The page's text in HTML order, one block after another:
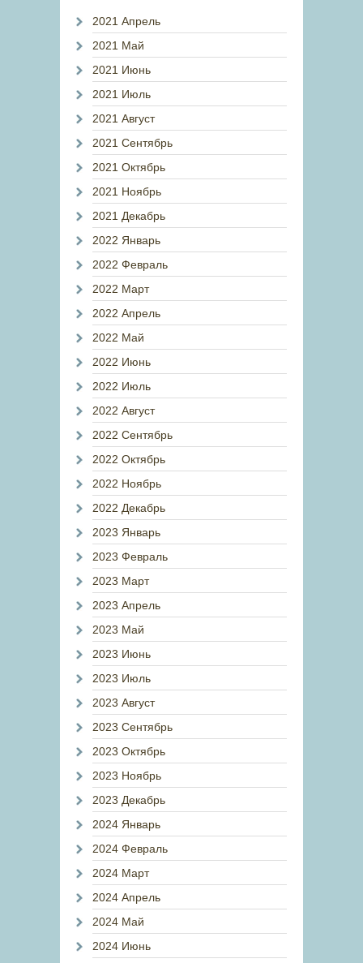
2021 Апрель
2021 Май
2021 Июнь
2021 Июль
2021 Август
2021 Сентябрь
2021 Октябрь
2021 Ноябрь
2021 Декабрь
2022 Январь
2022 Февраль
2022 Март
2022 Апрель
2022 Май
2022 Июнь
2022 Июль
2022 Август
2022 Сентябрь
2022 Октябрь
2022 Ноябрь
2022 Декабрь
2023 Январь
2023 Февраль
2023 Март
2023 Апрель
2023 Май
2023 Июнь
2023 Июль
2023 Август
2023 Сентябрь
2023 Октябрь
2023 Ноябрь
2023 Декабрь
2024 Январь
2024 Февраль
2024 Март
2024 Апрель
2024 Май
2024 Июнь